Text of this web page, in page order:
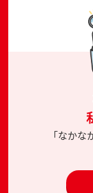
「なか